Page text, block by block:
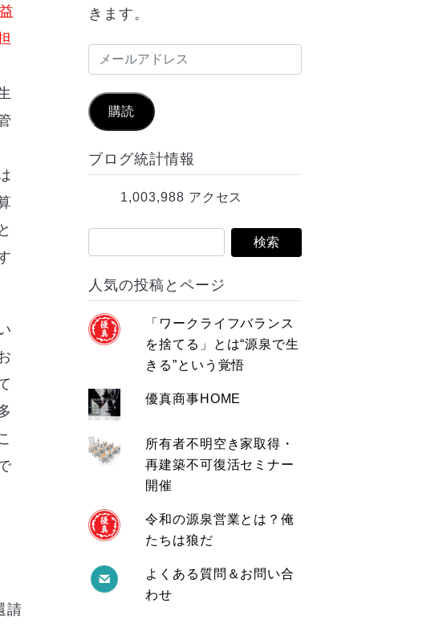
請
きます。
ル
ド
購読
ブログ統計情報
1,003,988 アクセス
人気の投稿とページ
「ワークライフバランス
を捨てる」とは“源泉で生
きる”という覚悟
優真商事HOME
所有者不明空き家取得・
再建築不可復活セミナー
開催
令和の源泉営業とは？俺
たちは狼だ
よくある質問＆お問い合
わせ